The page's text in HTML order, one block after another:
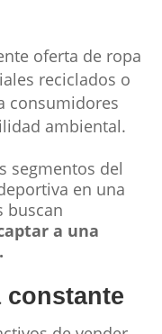
oferta de ropa
reciclados o
consumidores
ambiental.
segmentos del
en una
buscan
a una
constante